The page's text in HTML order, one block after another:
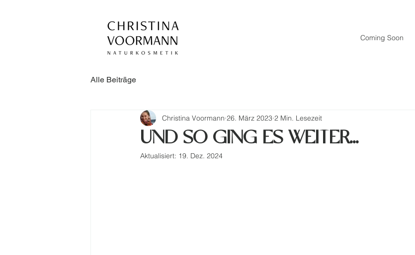
Coming Soon
Alle Beiträge
UND SO GING ES WEITER...
Christina Voormann 26. März 2023 2 Min. Lesezeit
Aktualisiert: 19. Dez. 2024